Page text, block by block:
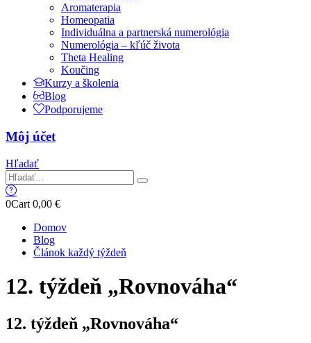
Aromaterapia
Homeopatia
Individuálna a partnerská numerológia
Numerológia – kľúč života
Theta Healing
Koučing
Kurzy a školenia
Blog
Podporujeme
Môj účet
Hľadať
0Cart 0,00 €
Domov
Blog
Článok každý týždeň
12. týždeň „Rovnováha“
12. týždeň „Rovnováha“